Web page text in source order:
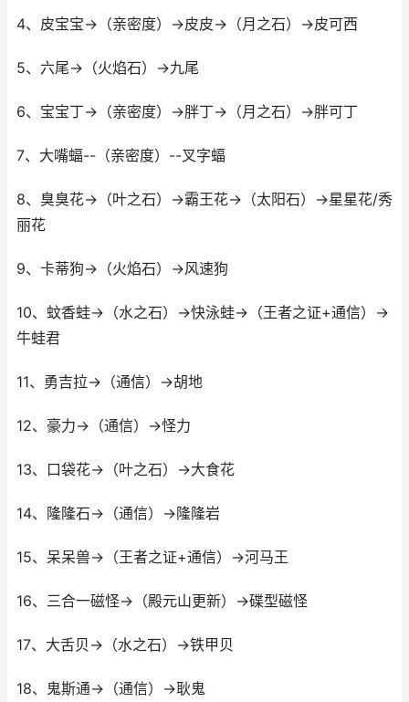
4、皮宝宝→（亲密度）→皮皮→（月之石）→皮可西
5、六尾→（火焰石）→九尾
6、宝宝丁→（亲密度）→胖丁→（月之石）→胖可丁
7、大嘴蝠--（亲密度）--叉字蝠
8、臭臭花→（叶之石）→霸王花→（太阳石）→星星花/秀
丽花
9、卡蒂狗→（火焰石）→风速狗
10、蚊香蛙→（水之石）→快泳蛙→（王者之证+通信）→
牛蛙君
11、勇吉拉→（通信）→胡地
12、豪力→（通信）→怪力
13、口袋花→（叶之石）→大食花
14、隆隆石→（通信）→隆隆岩
15、呆呆兽→（王者之证+通信）→河马王
16、三合一磁怪→（殿元山更新）→碟型磁怪
17、大舌贝→（水之石）→铁甲贝
18、鬼斯通→（通信）→耿鬼